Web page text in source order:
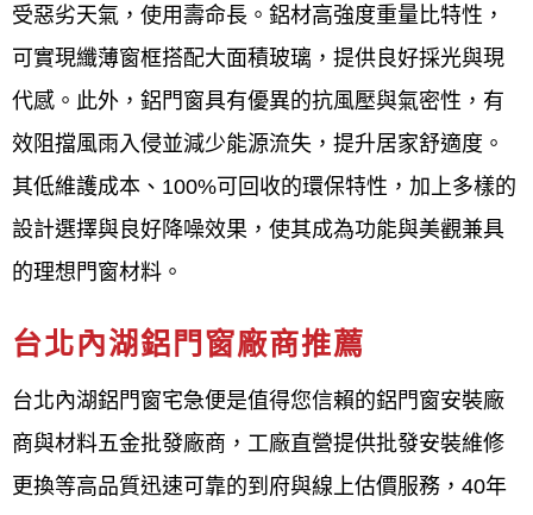
務對象包括設計師與一般家庭客戶，並強調嚴格的品
質要求、細緻的施工前溝通、完善的售後服務以及工
廠自營才能提供平實合理的價格。 服務項目涵蓋隔音
氣密窗、格子窗、採光罩、淋浴拉門、店面門等多種
產品，並以「品質第一、顧客至上、永續經營」為經
營理念，致力於提升客戶的居住品質。
廠商，該公司在該地區深耕多年，擁有超過40年經
驗，並強調客戶滿意度，提供多樣化服務項目與高品
質產品，且強調「珍惜客戶的每一次需求，認真做好
每一次工作」，可見其專業與服務品質。
受惡劣天氣，使用壽命長。鋁材高強度重量比特性，
可實現纖薄窗框搭配大面積玻璃，提供良好採光與現
代感。此外，鋁門窗具有優異的抗風壓與氣密性，有
效阻擋風雨入侵並減少能源流失，提升居家舒適度。
其低維護成本、100%可回收的環保特性，加上多樣的
設計選擇與良好降噪效果，使其成為功能與美觀兼具
的理想門窗材料。
台北內湖鋁門窗廠商推薦
台北內湖鋁門窗宅急便是值得您信賴的鋁門窗安裝廠
商與材料五金批發廠商，工廠直營提供批發安裝維修
更換等高品質迅速可靠的到府與線上估價服務，40年